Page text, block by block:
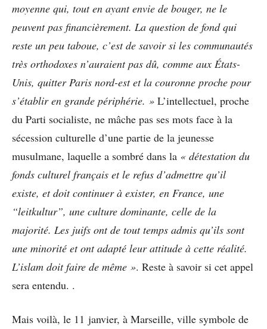
moyenne qui, tout en ayant envie de bouger, ne le
peuvent pas financièrement. La question de fond qui
reste un peu taboue, c’est de savoir si les communautés
très orthodoxes n’auraient pas dû, comme aux États-
Unis, quitter Paris nord-est et la couronne proche pour
s’établir en grande périphérie. » L’intellectuel, proche
du Parti socialiste, ne mâche pas ses mots face à la
sécession culturelle d’une partie de la jeunesse
musulmane, laquelle a sombré dans la « détestation du
fonds culturel français et le refus d’admettre qu’il
existe, et doit continuer à exister, en France, une
“leitkultur”, une culture dominante, celle de la
majorité. Les juifs ont de tout temps admis qu’ils sont
une minorité et ont adapté leur attitude à cette réalité.
L’islam doit faire de même ». Reste à savoir si cet appel
sera entendu. .
Mais voilà, le 11 janvier, à Marseille, ville symbole de